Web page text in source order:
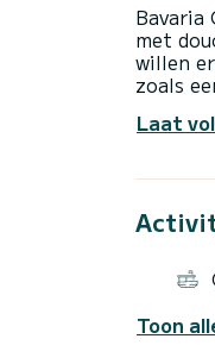
met
willen
zoals
en in
Laat
Toon